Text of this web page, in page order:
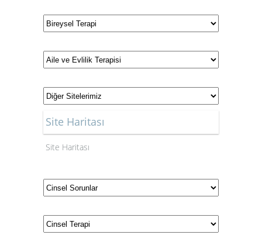
Site Haritası
Site Haritası